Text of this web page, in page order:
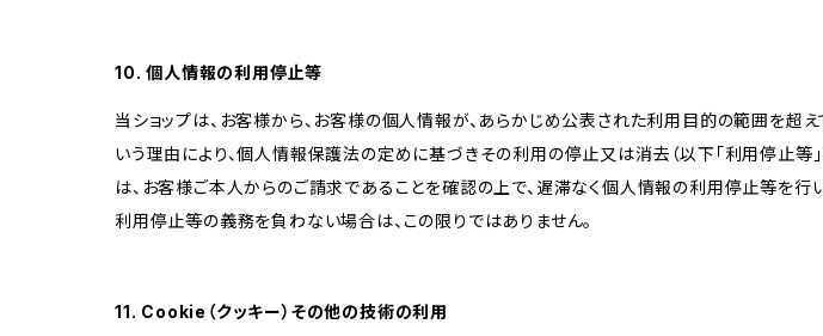
10. 個人情報の利用停止等
当ショップは、お客様から、お客様の個人情報が、あらかじめ公表された利用目的の範囲を
いう理由により、個人情報保護法の定めに基づきその利用の停止又は消去（以下「利用停止等
は、お客様ご本人からのご請求であることを確認の上で、遅滞なく個人情報の利用停止等を行
利用停止等の義務を負わない場合は、この限りではありません。
11. Cookie（クッキー）その他の技術の利用